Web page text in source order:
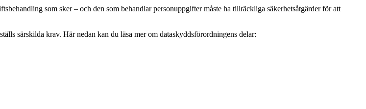
som sker – och den som behandlar personuppgifter måste ha tillräckliga säkerhetsåtgärder för att
särskilda krav. Här nedan kan du läsa mer om dataskyddsförordningens delar: